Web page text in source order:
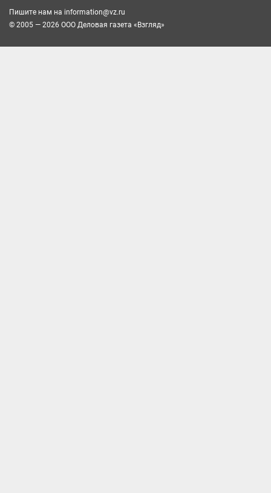
Пишите нам на information@vz.ru
© 2005 — 2026 ООО Деловая газета «Взгляд»